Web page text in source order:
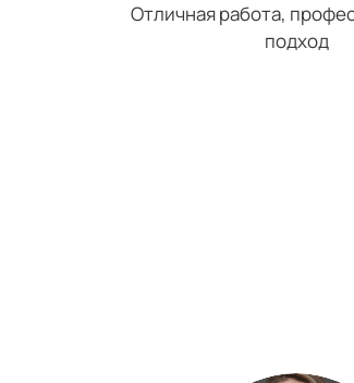
Отличная работа,
подход